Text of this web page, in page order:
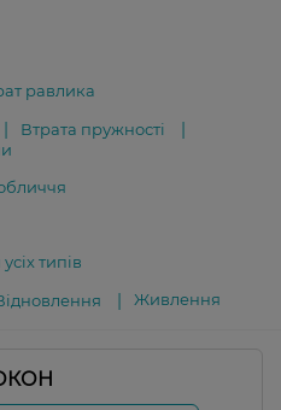
равлика
Втрата пружності
типів
Живлення